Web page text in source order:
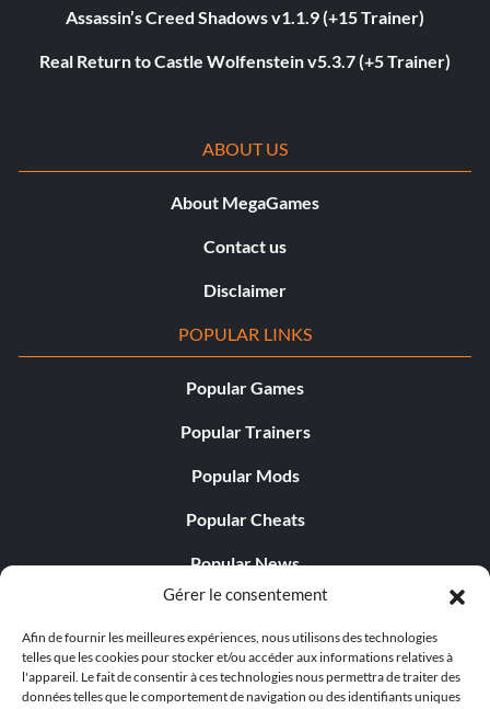
Gérer le consentement
Afin de fournir les meilleures expériences, nous utilisons des technologies
telles que les cookies pour stocker et/ou accéder aux informations relatives à
l'appareil. Le fait de consentir à ces technologies nous permettra de traiter des
données telles que le comportement de navigation ou des identifiants uniques
Assassin’s Creed Shadows v1.1.9 (+15 Trainer)
Real Return to Castle Wolfenstein v5.3.7 (+5 Trainer)
ABOUT US
About MegaGames
Contact us
Disclaimer
POPULAR LINKS
Popular Games
Popular Trainers
Popular Mods
Popular Cheats
Popular News
Popular Editorials
Popular Free Games
LATEST UPDATES